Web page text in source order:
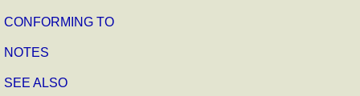
CONFORMING TO
NOTES
SEE ALSO